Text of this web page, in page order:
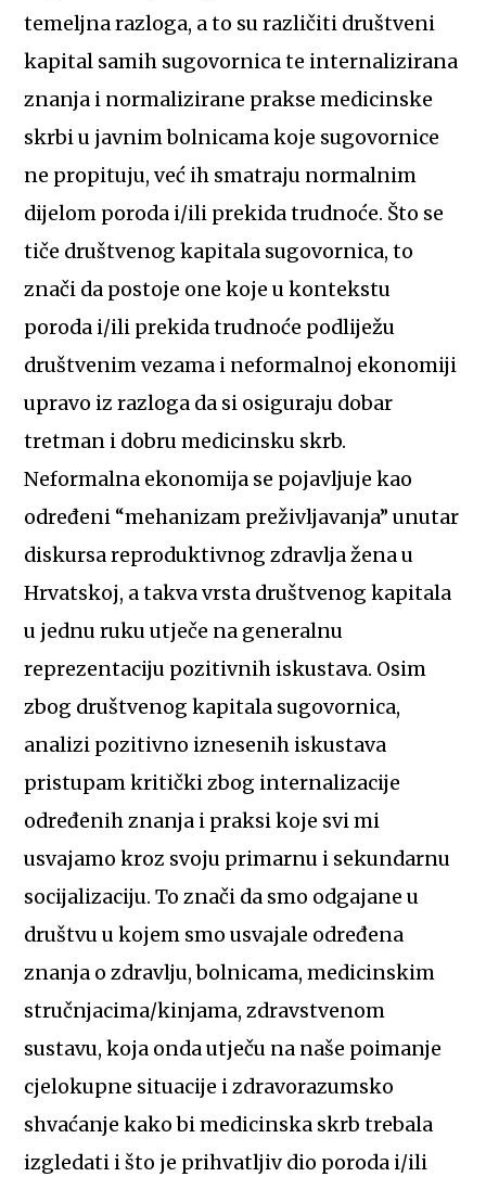
temeljna razloga, a to su različiti društveni
kapital samih sugovornica te internalizirana
znanja i normalizirane prakse medicinske
skrbi u javnim bolnicama koje sugovornice
ne propituju, već ih smatraju normalnim
dijelom poroda i/ili prekida trudnoće. Što se
tiče društvenog kapitala sugovornica, to
znači da postoje one koje u kontekstu
poroda i/ili prekida trudnoće podliježu
društvenim vezama i neformalnoj ekonomiji
upravo iz razloga da si osiguraju dobar
tretman i dobru medicinsku skrb.
Neformalna ekonomija se pojavljuje kao
određeni “mehanizam preživljavanja” unutar
diskursa reproduktivnog zdravlja žena u
Hrvatskoj, a takva vrsta društvenog kapitala
u jednu ruku utječe na generalnu
reprezentaciju pozitivnih iskustava. Osim
zbog društvenog kapitala sugovornica,
analizi pozitivno iznesenih iskustava
pristupam kritički zbog internalizacije
određenih znanja i praksi koje svi mi
usvajamo kroz svoju primarnu i sekundarnu
socijalizaciju. To znači da smo odgajane u
društvu u kojem smo usvajale određena
znanja o zdravlju, bolnicama, medicinskim
stručnjacima/kinjama, zdravstvenom
sustavu, koja onda utječu na naše poimanje
cjelokupne situacije i zdravorazumsko
shvaćanje kako bi medicinska skrb trebala
izgledati i što je prihvatljiv dio poroda i/ili